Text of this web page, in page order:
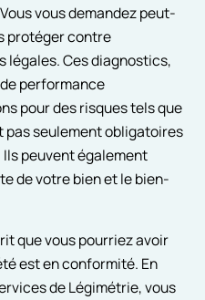
vous demandez peut-
protéger contre
légales. Ces diagnostics,
performance
pour des risques tels que
pas seulement obligatoires
peuvent également
de votre bien et le bien-
que vous pourriez avoir
est en conformité. En
de Légimétrie, vous